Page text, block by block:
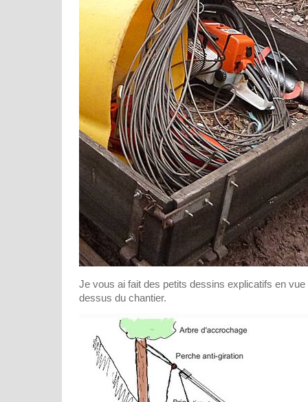
Je vous ai fait des petits dessins explicatifs en vue
dessus du chantier.